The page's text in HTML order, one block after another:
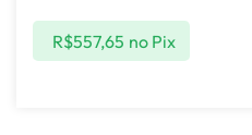
R$557,65 no Pix